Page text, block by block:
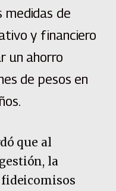
de
y financiero
un ahorro
de pesos en
que al
la